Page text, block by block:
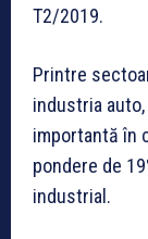
T2/2019.
Printre
industria
importantă în
pondere de
industrial.